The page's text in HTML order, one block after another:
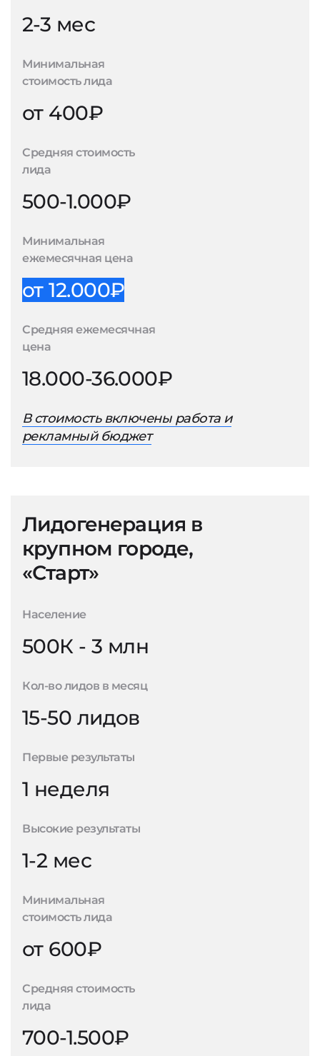
2-3 мес
Минимальная
стоимость лида
от 400₽
Средняя стоимость
лида
500-1.000₽
Минимальная
ежемесячная цена
от 12.000₽
Средняя ежемесячная
цена
18.000-36.000₽
В стоимость включены работа и
рекламный бюджет
Лидогенерация в
крупном городе,
«Старт»
Население
500К - 3 млн
Кол-во лидов в месяц
15-50 лидов
Первые результаты
1 неделя
Высокие результаты
1-2 мес
Минимальная
стоимость лида
от 600₽
Средняя стоимость
лида
700-1.500₽